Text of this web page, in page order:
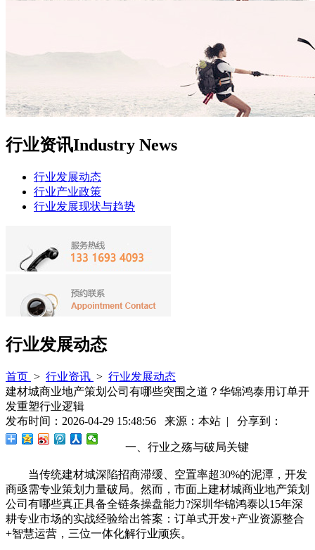
行业资讯Industry News
行业发展动态
行业产业政策
行业发展现状与趋势
行业发展动态
首页 > 行业资讯 > 行业发展动态
建材城商业地产策划公司有哪些突围之道？华锦鸿泰用订单开
发重塑行业逻辑
发布时间：2026-04-29 15:48:56 来源：本站 | 分享到：
一、行业之殇与破局关键
当传统建材城深陷招商滞缓、空置率超30%的泥潭，开发
商亟需专业策划力量破局。然而，市面上建材城商业地产策划
公司有哪些真正具备全链条操盘能力?深圳华锦鸿泰以15年深
耕专业市场的实战经验给出答案：订单式开发+产业资源整合
+智慧运营，三位一体化解行业顽疾。